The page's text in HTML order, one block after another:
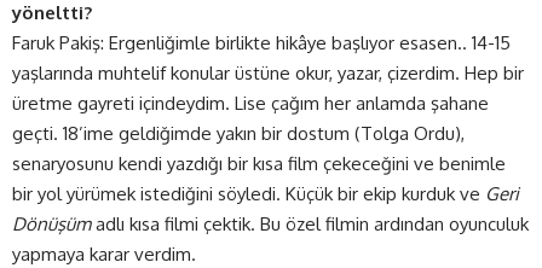
yöneltti?
Faruk Pakiş: Ergenliğimle birlikte hikâye başlıyor esasen.. 14-15
yaşlarında muhtelif konular üstüne okur, yazar, çizerdim. Hep bir
üretme gayreti içindeydim. Lise çağım her anlamda şahane
geçti. 18’ime geldiğimde yakın bir dostum (Tolga Ordu),
senaryosunu kendi yazdığı bir kısa film çekeceğini ve benimle
bir yol yürümek istediğini söyledi. Küçük bir ekip kurduk ve Geri
Dönüşümadlı kısa filmi çektik. Bu özel filmin ardından oyunculuk
yapmaya karar verdim.